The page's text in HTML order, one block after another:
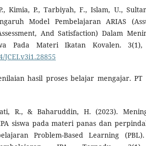
Kimia, P., Tarbiyah, F., Islam, U.,
Model Pembelajaran ARIAS
And Satisfaction) Dalam
Pada Materi Ikatan Kovalen. 3(1),
JCEI.v3i1.28855
hasil proses belajar mengajar. PT
R., & Baharuddin, H. (2023).
siswa pada materi panas dan
Problem-Based Learning